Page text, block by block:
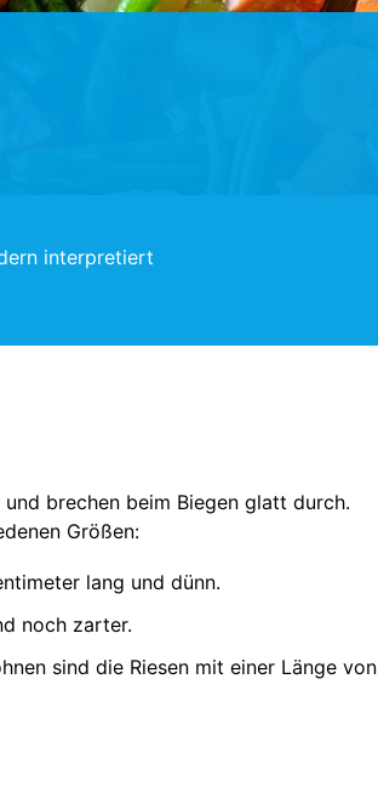
interpretiert
brechen beim Biegen glatt durch.
Größen:
lang und dünn.
noch zarter.
sind die Riesen mit einer Länge von